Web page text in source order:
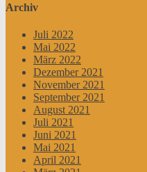
Archiv
Juli 2022
Mai 2022
März 2022
Dezember 2021
November 2021
September 2021
August 2021
Juli 2021
Juni 2021
Mai 2021
April 2021